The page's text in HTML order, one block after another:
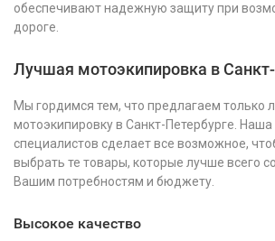
обеспечивают надежную защиту при
дороге.
Лучшая мотоэкипировка в
Мы гордимся тем, что предлагаем только
мотоэкипировку в Санкт-Петербурге.
специалистов сделает все возможное,
выбрать те товары, которые лучше всего
Вашим потребностям и бюджету.
Высокое качество